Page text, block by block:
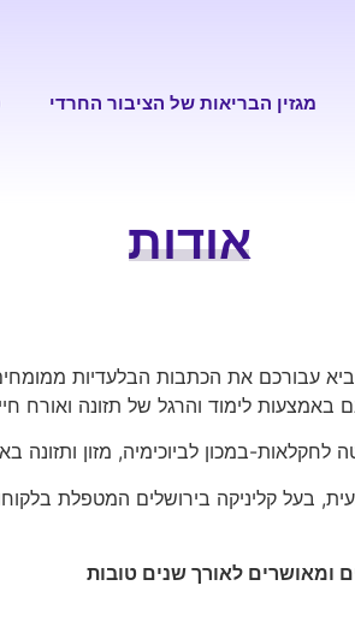
מגזין הבריאות של הציבור החרדי
אודות
עבורכם את הכתבות הבלעדיות
לימוד והרגל של תזונה ואורח
לחקלאות-במכון לביוכימיה, מזון ותזונה
בעל קליניקה בירושלים המטפלת
ומאושרים לאורך שנים טובות